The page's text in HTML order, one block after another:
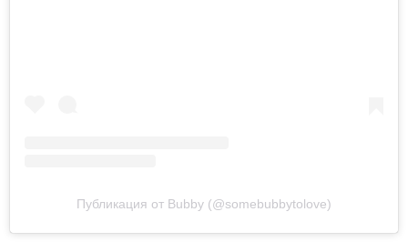
Публикация от Bubby (@somebubbytolove)